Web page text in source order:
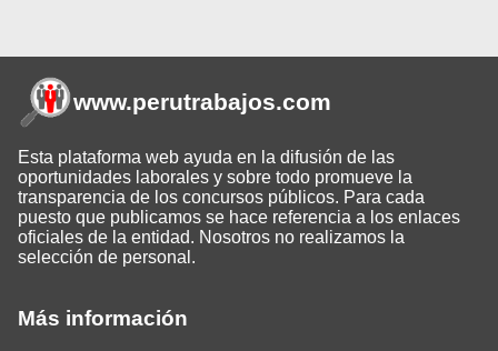
Más información
www.perutrabajos.com
Esta plataforma web ayuda en la difusión de las
oportunidades laborales y sobre todo promueve la
transparencia de los concursos públicos. Para cada
puesto que publicamos se hace referencia a los enlaces
oficiales de la entidad. Nosotros no realizamos la
selección de personal.